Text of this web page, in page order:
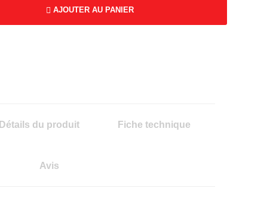
AJOUTER AU PANIER
Détails du produit Fiche technique
Avis